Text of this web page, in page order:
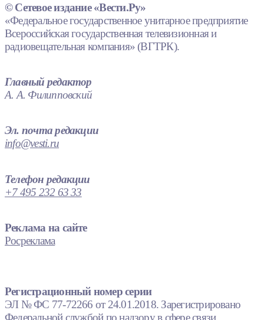
© Сетевое издание «Вести.Ру»
«Федеральное государственное унитарное предприятие
Всероссийская государственная телевизионная и
радиовещательная компания» (ВГТРК).
Главный редактор
А. А. Филипповский
Эл. почта редакции
info@vesti.ru
Телефон редакции
+7 495 232 63 33
Реклама на сайте
Росреклама
Регистрационный номер серии
ЭЛ № ФС 77-72266 от 24.01.2018. Зарегистрировано
Федеральной службой по надзору в сфере связи,